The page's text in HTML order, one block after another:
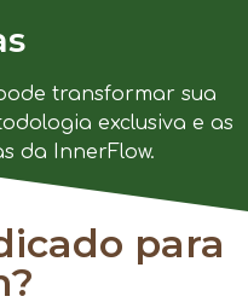
transformar sua
exclusiva e as
da InnerFlow.
para